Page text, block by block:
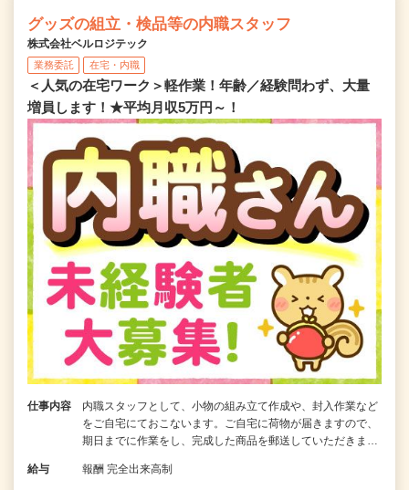
グッズの組立・検品等の内職スタッフ
株式会社ベルロジテック
業務委託 在宅・内職
＜人気の在宅ワーク＞軽作業！年齢／経験問わず、大量
増員します！★平均月収5万円～！
仕事内容
内職スタッフとして、小物の組み立て作成や、封入作業など
をご自宅にておこないます。ご自宅に荷物が届きますので、
期日までに作業をし、完成した商品を郵送していただきま…
給与 報酬 完全出来高制